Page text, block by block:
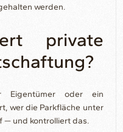
werden.
private
Eigentümer oder ein
wer die Parkfläche unter
— und kontrolliert das.